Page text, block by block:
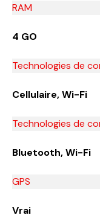
RAM
4 GO
Technologies de
Cellulaire, Wi-Fi
Technologies de
Bluetooth, Wi-Fi
GPS
Vrai